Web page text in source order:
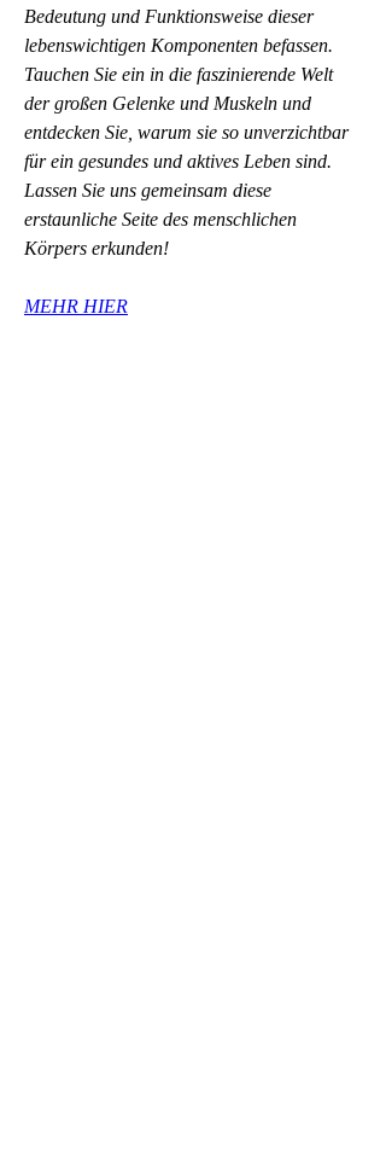
Bedeutung und Funktionsweise dieser
lebenswichtigen Komponenten befassen.
Tauchen Sie ein in die faszinierende Welt
der großen Gelenke und Muskeln und
entdecken Sie, warum sie so unverzichtbar
für ein gesundes und aktives Leben sind.
Lassen Sie uns gemeinsam diese
erstaunliche Seite des menschlichen
Körpers erkunden!
MEHR HIER